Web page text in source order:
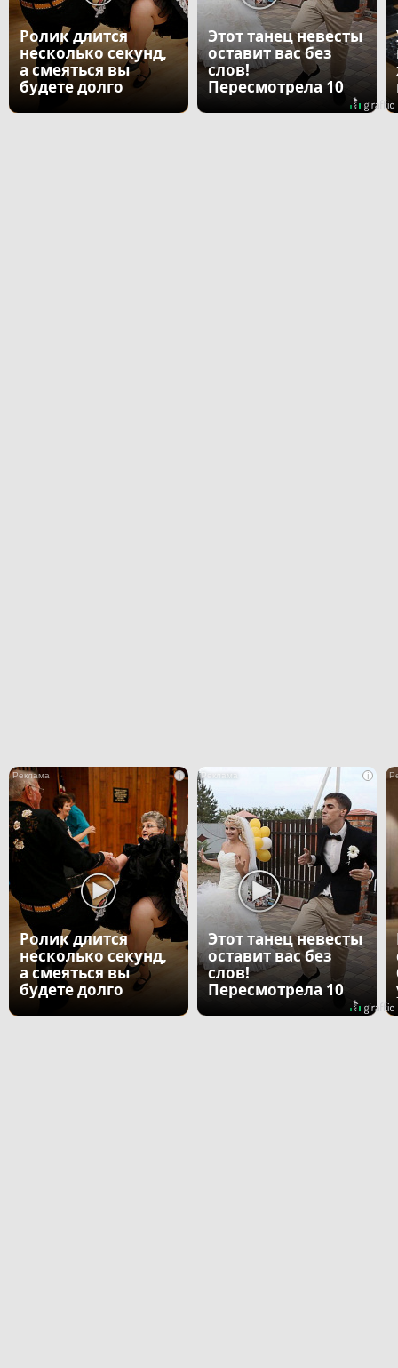
Ролик длится
несколько секунд,
а смеяться вы
будете долго
Этот танец невесты
оставит вас без
слов!
Пересмотрела 10
i
Ролик длится
несколько секунд,
а смеяться вы
будете долго
i
Этот танец невесты
оставит вас без
слов!
Пересмотрела 10